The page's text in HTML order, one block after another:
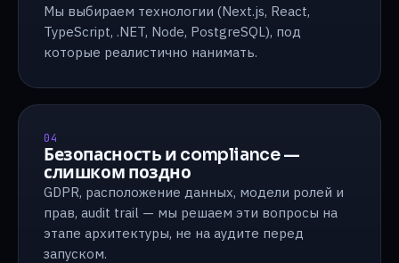
Мы выбираем технологии (Next.js, React,
TypeScript, .NET, Node, PostgreSQL), под
которые реалистично нанимать.
04
Безопасность и compliance —
слишком поздно
GDPR, расположение данных, модели ролей и
прав, audit trail — мы решаем эти вопросы на
этапе архитектуры, не на аудите перед
запуском.